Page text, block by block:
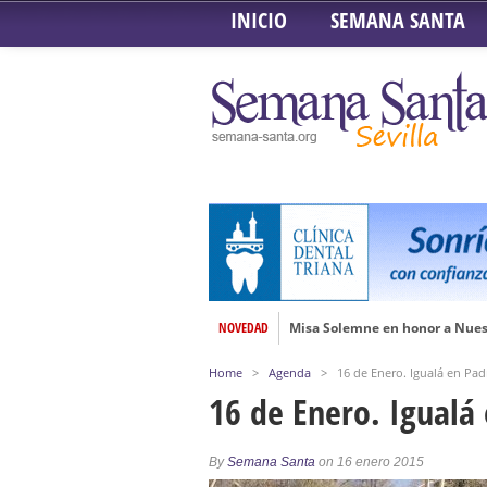
INICIO SEMANA SANTA
NOVEDAD
Misa Solemne en honor a
Solemne Triduo a la Virgen
Solemne y devoto
Función Principal de Instituto
Home > Agenda > 16 de Enero. Igualá en
16 de Enero. Igualá
BySemana Santa on 16 enero 2015